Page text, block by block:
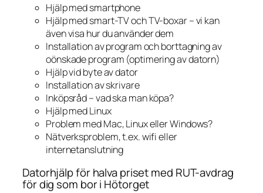
Hjälp med smartphone
Hjälp med smart-TV och TV-boxar – vi kan
även visa hur du använder dem
Installation av program och borttagning av
oönskade program (optimering av datorn)
Hjälp vid byte av dator
Installation av skrivare
Inköpsråd – vad ska man köpa?
Hjälp med Linux
Problem med Mac, Linux eller Windows?
Nätverksproblem, t.ex. wifi eller
internetanslutning
Datorhjälp för halva priset med RUT-avdrag
för dig som bor i Hötorget